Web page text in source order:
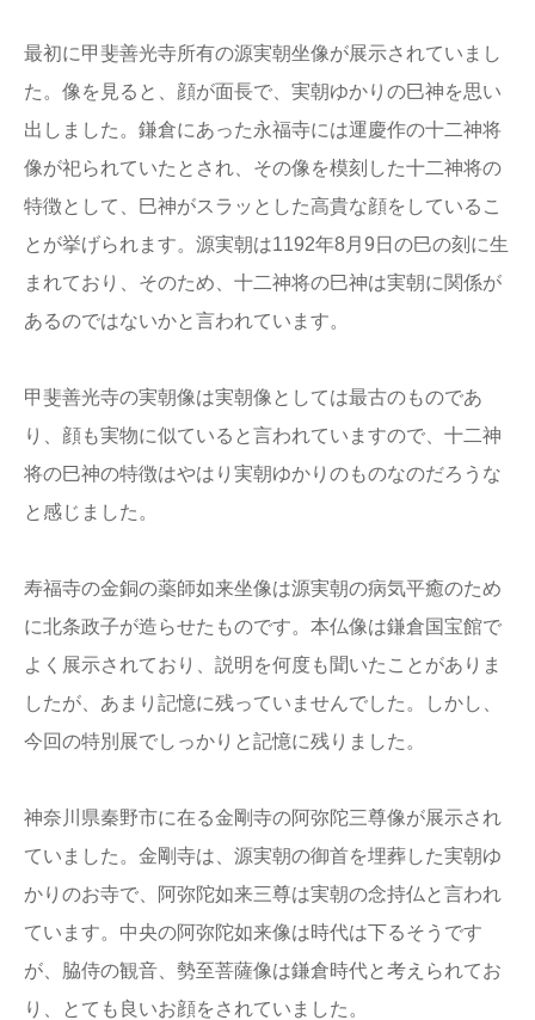
最初に甲斐善光寺所有の源実朝坐像が展示されていまし
た。像を見ると、顔が面長で、実朝ゆかりの巳神を思い
出しました。鎌倉にあった永福寺には運慶作の十二神将
像が祀られていたとされ、その像を模刻した十二神将の
特徴として、巳神がスラッとした高貴な顔をしているこ
とが挙げられます。源実朝は1192年8月9日の巳の刻に生
まれており、そのため、十二神将の巳神は実朝に関係が
あるのではないかと言われています。
甲斐善光寺の実朝像は実朝像としては最古のものであ
り、顔も実物に似ていると言われていますので、十二神
将の巳神の特徴はやはり実朝ゆかりのものなのだろうな
と感じました。
寿福寺の金銅の薬師如来坐像は源実朝の病気平癒のため
に北条政子が造らせたものです。本仏像は鎌倉国宝館で
よく展示されており、説明を何度も聞いたことがありま
したが、あまり記憶に残っていませんでした。しかし、
今回の特別展でしっかりと記憶に残りました。
神奈川県秦野市に在る金剛寺の阿弥陀三尊像が展示され
ていました。金剛寺は、源実朝の御首を埋葬した実朝ゆ
かりのお寺で、阿弥陀如来三尊は実朝の念持仏と言われ
ています。中央の阿弥陀如来像は時代は下るそうです
が、脇侍の観音、勢至菩薩像は鎌倉時代と考えられてお
り、とても良いお顔をされていました。